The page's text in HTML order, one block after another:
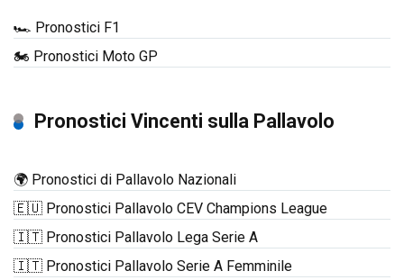
🏎️ Pronostici F1
🏍️ Pronostici Moto GP
Pronostici Vincenti sulla Pallavolo
🌍 Pronostici di Pallavolo Nazionali
🇪🇺 Pronostici Pallavolo CEV Champions League
🇮🇹 Pronostici Pallavolo Lega Serie A
🇮🇹 Pronostici Pallavolo Serie A Femminile